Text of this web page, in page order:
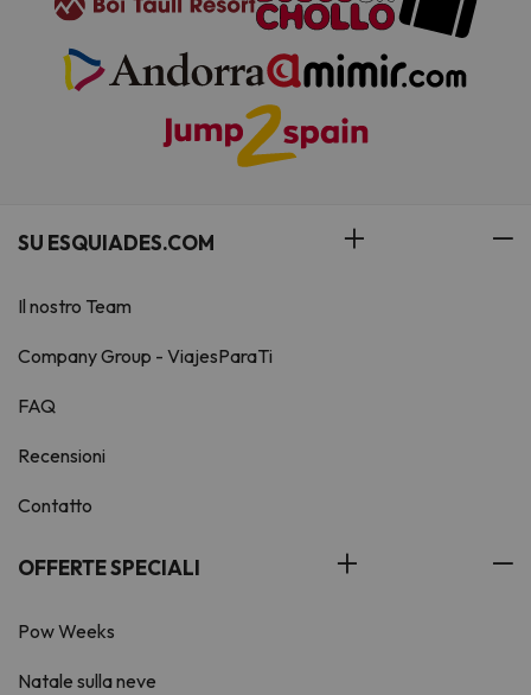
SU ESQUIADES.COM
Il nostro Team
Company Group - ViajesParaTi
FAQ
Recensioni
Contatto
OFFERTE SPECIALI
Pow Weeks
Natale sulla neve